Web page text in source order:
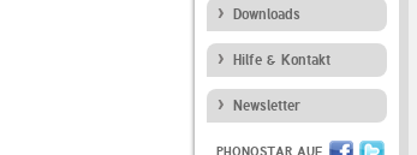
Downloads
Hilfe & Kontakt
Newsletter